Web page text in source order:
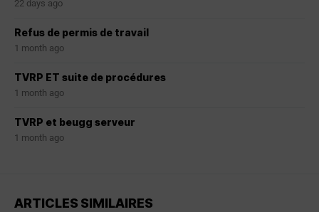
22 days ago
Refus de permis de travail
1 month ago
TVRP ET suite de procédures
1 month ago
TVRP et beugg serveur
1 month ago
ARTICLES SIMILAIRES